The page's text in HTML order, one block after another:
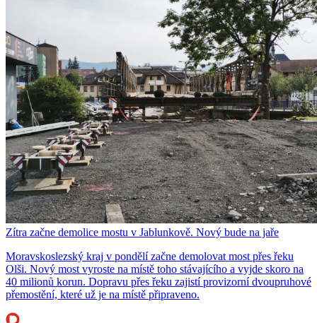
Zítra začne demolice mostu v Jablunkově. Nový bude na jaře
Moravskoslezský kraj v pondělí začne demolovat most přes řeku
Olši. Nový most vyroste na místě toho stávajícího a vyjde skoro na
40 milionů korun. Dopravu přes řeku zajistí provizorní dvoupruhové
přemostění, které už je na místě připraveno.